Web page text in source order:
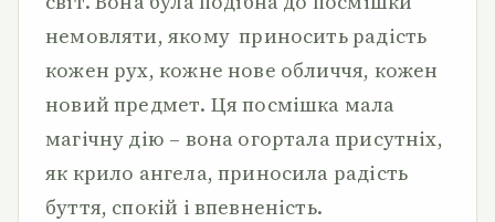
немовляти, якому приносить радість
кожен рух, кожне нове обличчя, кожен
новий предмет. Ця посмішка мала
магічну дію – вона огортала присутніх,
як крило ангела, приносила радість
буття, спокій і впевненість.